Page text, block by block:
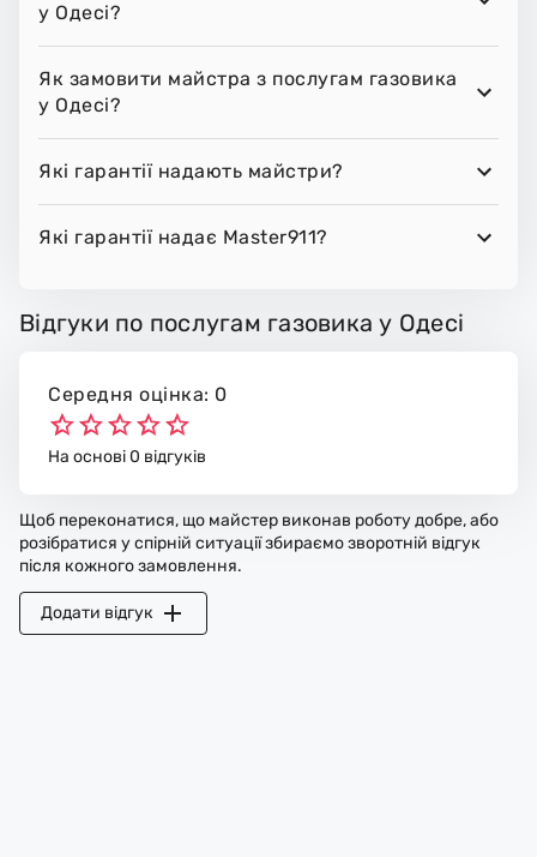
у Одесі?
Як замовити майстра з послугам газовика
у Одесі?
Які гарантії надають майстри?
Які гарантії надає Master911?
Відгуки по послугам газовика у Одесі
Середня оцінка: 0
На основі 0 відгуків
Щоб переконатися, що майстер виконав роботу добре, або
розібратися у спірній ситуації збираємо зворотній відгук
після кожного замовлення.
Додати відгук